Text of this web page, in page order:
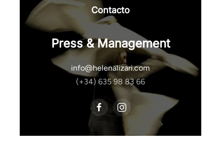
Contacto
Press & Management
info@helenalizari.com
(+34) 635 98 83 66